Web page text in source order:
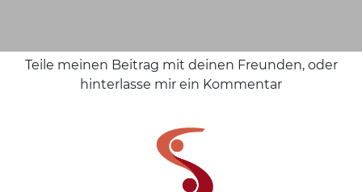
Teile meinen Beitrag mit deinen Freunden, oder
hinterlasse mir ein Kommentar